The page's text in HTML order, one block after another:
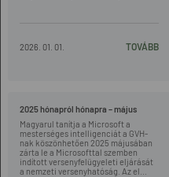
2026. 01. 01. TOVÁBB
2025 hónapról hónapra – május
Magyarul tanítja a Microsoft a
mesterséges intelligenciát a GVH-
nak köszönhetően 2025 májusában
zárta le a Microsofttal szemben
indított versenyfelügyeleti eljárását
a nemzeti versenyhatóság. Az el...